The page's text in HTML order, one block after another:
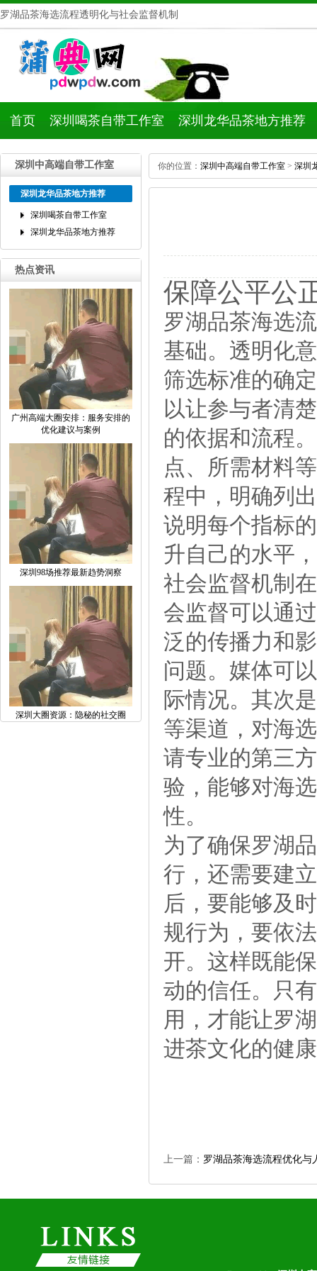
罗湖品茶海选流程透明化与社会监督机制
首页 深圳喝茶自带工作室 深圳龙华品茶地方推荐
深圳中高端自带工作室
深圳龙华品茶地方推荐
深圳喝茶自带工作室
深圳龙华品茶地方推荐
热点资讯
‌广州高端大圈安排‌：服务安排的
优化建议与案例
深圳98场推荐最新趋势洞察
深圳大圈资源：隐秘的社交圈
你的位置： 深圳中高端自带工作室 > 深圳
保障公平公
罗湖品茶海选
基础。透明化
筛选标准的确
以让参与者清
的依据和流程
点、所需材料
程中，明确列
说明每个指标
升自己的水平
社会监督机制
会监督可以通
泛的传播力和
问题。媒体可
际情况。其次
等渠道，对海
请专业的第三
验，能够对海
性。
为了确保罗湖
行，还需要建
后，要能够及
规行为，要依
开。这样既能
动的信任。只
用，才能让罗
进茶文化的健
上一篇： 罗湖品茶海选流程优化与